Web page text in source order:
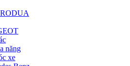
năng
xe